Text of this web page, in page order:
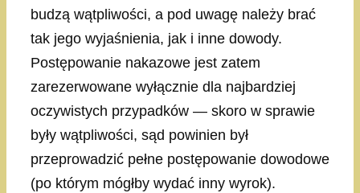
budzą wątpliwości, a pod uwagę należy brać
tak jego wyjaśnienia, jak i inne dowody.
Postępowanie nakazowe jest zatem
zarezerwowane wyłącznie dla najbardziej
oczywistych przypadków — skoro w sprawie
były wątpliwości, sąd powinien był
przeprowadzić pełne postępowanie dowodowe
(po którym mógłby wydać inny wyrok).